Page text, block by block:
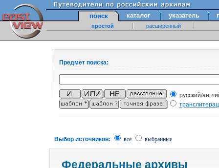
поиск каталог указатель
простой расширенный
Предмет поиска:
русский/
Выбор источников: все выбранные
Федеральные архивы